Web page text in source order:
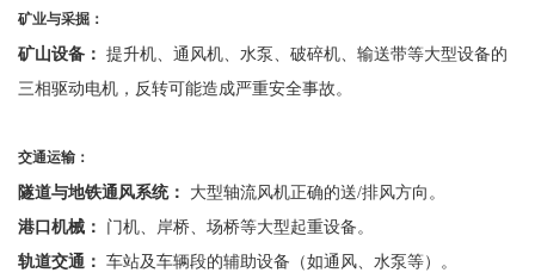
矿业与采掘：
矿山设备： 提升机、通风机、水泵、破碎机、输送带等大型设备的
三相驱动电机，反转可能造成严重安全事故。
交通运输：
隧道与地铁通风系统： 大型轴流风机正确的送/排风方向。
港口机械：
门机、岸桥、场桥等大型起重设备。
轨道交通： 车站及车辆段的辅助设备（如通风、水泵等）。